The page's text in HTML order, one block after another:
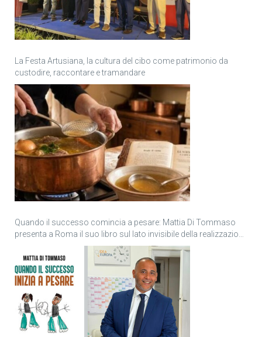
La Festa Artusiana, la cultura del cibo come patrimonio da
custodire, raccontare e tramandare
Quando il successo comincia a pesare: Mattia Di Tommaso
presenta a Roma il suo libro sul lato invisibile della realizzazione